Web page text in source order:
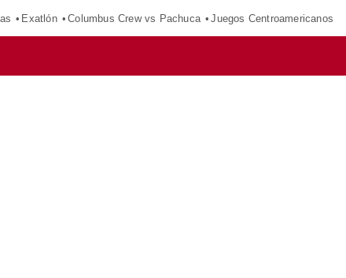
Exatlón Columbus Crew vs Pachuca Juegos Centroamericanos